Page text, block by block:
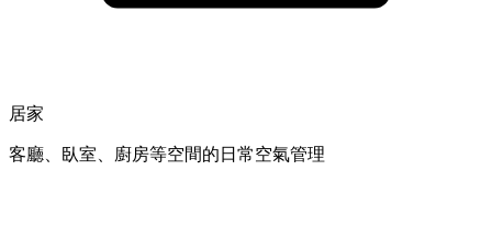
居家
客廳、臥室、廚房等空間的日常空氣管理